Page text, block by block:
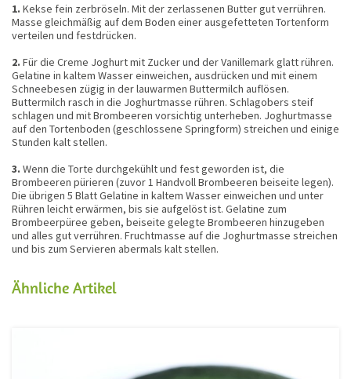
1. Kekse fein zerbröseln. Mit der zerlassenen Butter gut verrühren.
Masse gleichmäßig auf dem Boden einer ausgefetteten Tortenform
verteilen und festdrücken.
2. Für die Creme Joghurt mit Zucker und der Vanillemark glatt rühren.
Gelatine in kaltem Wasser einweichen, ausdrücken und mit einem
Schneebesen zügig in der lauwarmen Buttermilch auflösen.
Buttermilch rasch in die Joghurtmasse rühren. Schlagobers steif
schlagen und mit Brombeeren vorsichtig unterheben. Joghurtmasse
auf den Tortenboden (geschlossene Springform) streichen und einige
Stunden kalt stellen.
3. Wenn die Torte durchgekühlt und fest geworden ist, die
Brombeeren pürieren (zuvor 1 Handvoll Brombeeren beiseite legen).
Die übrigen 5 Blatt Gelatine in kaltem Wasser einweichen und unter
Rühren leicht erwärmen, bis sie aufgelöst ist. Gelatine zum
Brombeerpüree geben, beiseite gelegte Brombeeren hinzugeben
und alles gut verrühren. Fruchtmasse auf die Joghurtmasse streichen
und bis zum Servieren abermals kalt stellen.
Ähnliche Artikel